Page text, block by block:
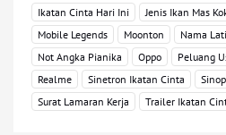
Ikatan Cinta Hari Ini
Jenis Ikan Mas
Mobile Legends
Moonton
Nama
Not Angka Pianika
Oppo
Peluang
Realme
Sinetron Ikatan Cinta
Surat Lamaran Kerja
Trailer Ikatan